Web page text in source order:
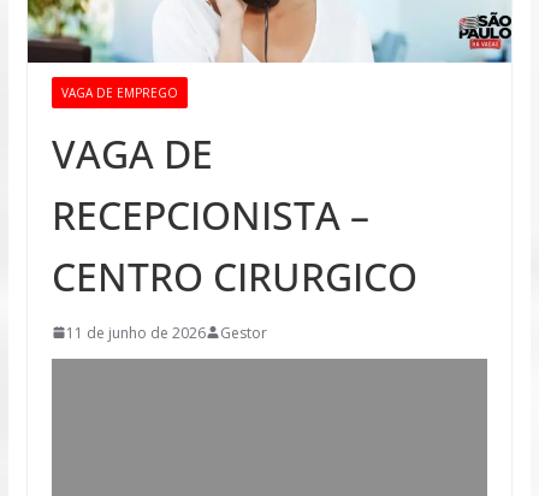
VAGA DE EMPREGO
VAGA DE
RECEPCIONISTA –
CENTRO CIRURGICO
11 de junho de 2026 Gestor